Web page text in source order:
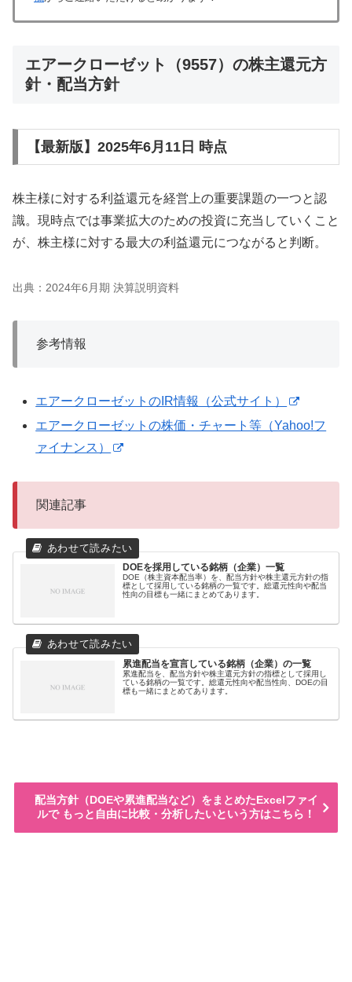
エアークローゼット（9557）の株主還元方
針・配当方針
【最新版】2025年6月11日 時点
株主様に対する利益還元を経営上の重要課題の一つと認
識。現時点では事業拡大のための投資に充当していくこと
が、株主様に対する最大の利益還元につながると判断。
出典：2024年6月期 決算説明資料
参考情報
エアークローゼットのIR情報（公式サイト）
エアークローゼットの株価・チャート等（Yahoo!フ
ァイナンス）
関連記事
DOEを採用している銘柄（企業）一覧
DOE（株主資本配当率）を、配当方針や株主還元方針の指
標として採用している銘柄の一覧です。総還元性向や配当
性向の目標も一緒にまとめてあります。
累進配当を宣言している銘柄（企業）の一覧
累進配当を、配当方針や株主還元方針の指標として採用し
ている銘柄の一覧です。総還元性向や配当性向、DOEの目
標も一緒にまとめてあります。
配当方針（DOEや累進配当など）をまとめたExcelファイ
ルで もっと自由に比較・分析したいという方はこちら！